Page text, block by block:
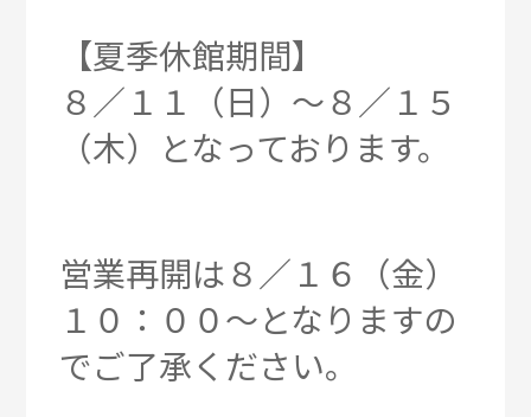
【夏季休館期間】
８／１１（日）～８／１５
（木）となっております。
営業再開は８／１６（金）
１０：００～となりますの
でご了承ください。